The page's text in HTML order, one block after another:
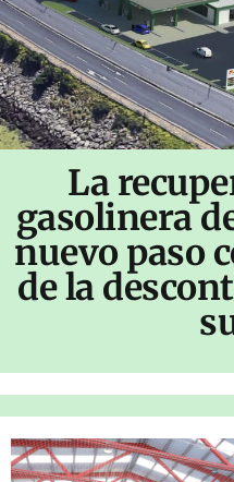
La
gasolinera
nuevo paso
de la